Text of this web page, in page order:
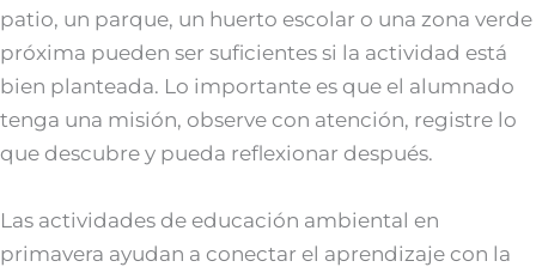
patio, un parque, un huerto escolar o una zona verde
próxima pueden ser suficientes si la actividad está
bien planteada. Lo importante es que el alumnado
tenga una misión, observe con atención, registre lo
que descubre y pueda reflexionar después.
Las actividades de educación ambiental en
primavera ayudan a conectar el aprendizaje con la